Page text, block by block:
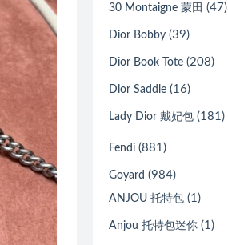
30 Montaigne 蒙田 (47)
Dior Bobby (39)
Dior Book Tote (208)
Dior Saddle (16)
Lady Dior 戴妃包 (181)
Fendi (881)
Goyard (984)
ANJOU 托特包 (1)
Anjou 托特包迷你 (1)